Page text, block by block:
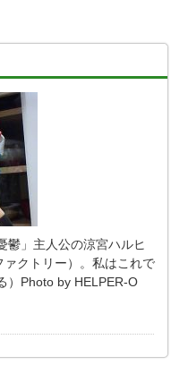
鬱」主人公の涼宮ハルヒ
クトリー）。私はこれで
）Photo by HELPER-O